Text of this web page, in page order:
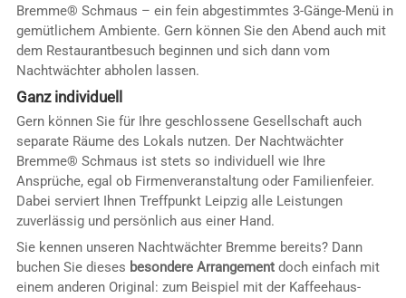
Bremme® Schmaus – ein fein abgestimmtes 3-Gänge-Menü in
gemütlichem Ambiente. Gern können Sie den Abend auch mit
dem Restaurantbesuch beginnen und sich dann vom
Nachtwächter abholen lassen.
Ganz individuell
Gern können Sie für Ihre geschlossene Gesellschaft auch
separate Räume des Lokals nutzen. Der Nachtwächter
Bremme® Schmaus ist stets so individuell wie Ihre
Ansprüche, egal ob Firmenveranstaltung oder Familienfeier.
Dabei serviert Ihnen Treffpunkt Leipzig alle Leistungen
zuverlässig und persönlich aus einer Hand.
Sie kennen unseren Nachtwächter Bremme bereits? Dann
buchen Sie dieses besondere Arrangementdoch einfach mit
einem anderen Original: zum Beispiel mit der Kaffeehaus-